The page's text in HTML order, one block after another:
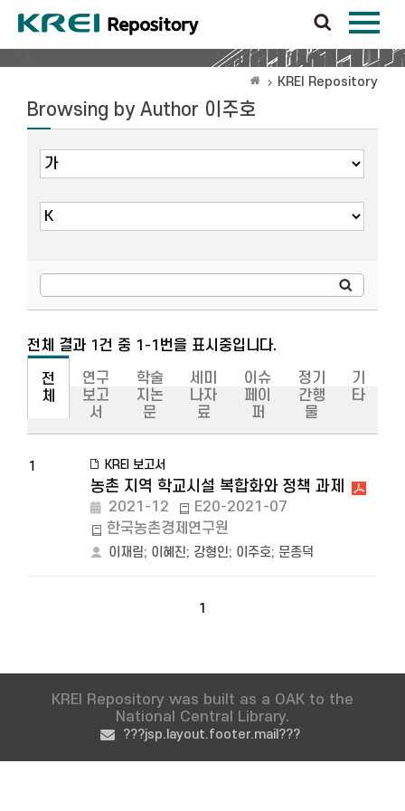
KREI Repository
Browsing by Author 이주호
전체 결과 1건 중 1-1번을 표시중입니다.
전
체
연구
보고
서
학술
지논
문
세미
나자
료
이슈
페이
퍼
정기
간행
물
기
타
1 KREI 보고서
농촌 지역 학교시설 복합화와 정책 과제
2021-12
E20-2021-07
한국농촌경제연구원
이재림; 이혜진; 강형인; 이주호; 문종덕
1
KREI Repository was built as a OAK to the
National Central Library.
???jsp.layout.footer.mail???